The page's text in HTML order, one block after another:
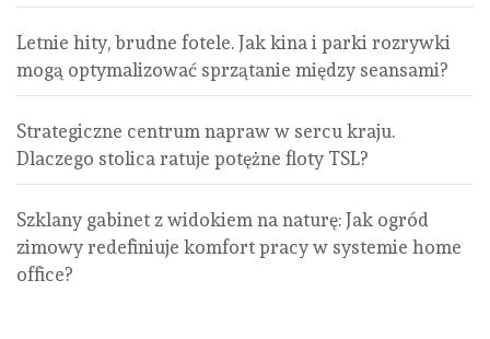
Letnie hity, brudne fotele. Jak kina i parki rozrywki
mogą optymalizować sprzątanie między seansami?
Strategiczne centrum napraw w sercu kraju.
Dlaczego stolica ratuje potężne floty TSL?
Szklany gabinet z widokiem na naturę: Jak ogród
zimowy redefiniuje komfort pracy w systemie home
office?